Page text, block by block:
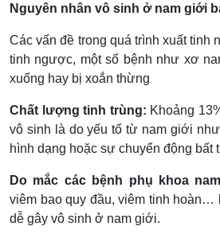
Nguyên nhân vô sinh ở nam giới
Các vấn đề trong quá trình xuất tinh
tinh ngược, một số bệnh như xơ
xuống hay bị xoắn thừng
Chất lượng tinh trùng: Khoảng
vô sinh là do yếu tố từ nam giới
hình dạng hoặc sự chuyển động bất
Do mắc các bệnh phụ khoa
viêm bao quy đầu, viêm tinh hoàn…
dễ gây vô sinh ở nam giới.